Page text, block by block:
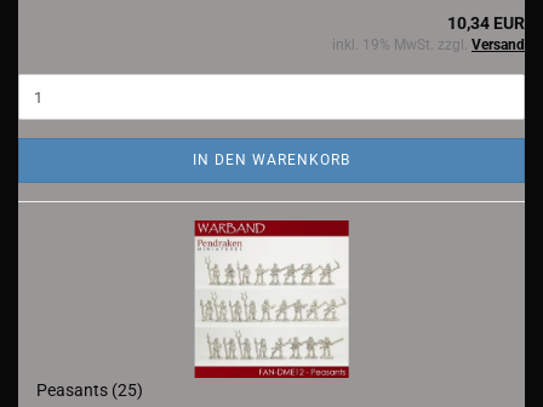
10,34 EUR
inkl. 19% MwSt. zzgl. Versand
IN DEN WARENKORB
Peasants (25)